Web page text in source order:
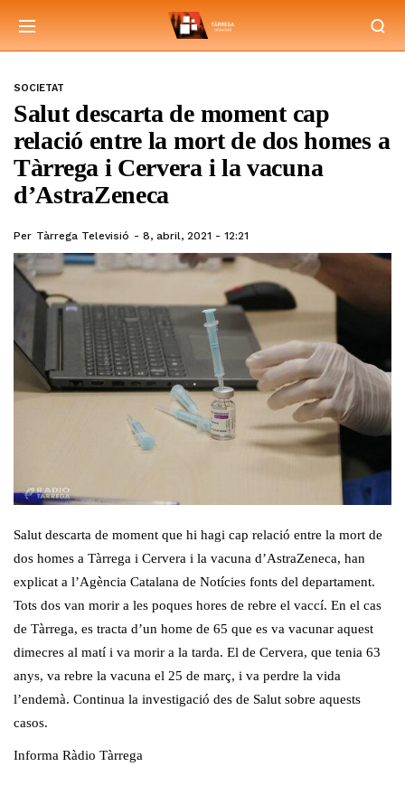
SOCIETAT
Salut descarta de moment cap
relació entre la mort de dos homes a
Tàrrega i Cervera i la vacuna
d’AstraZeneca
Per Tàrrega Televisió 8, abril, 2021 - 12:21
Salut descarta de moment que hi hagi cap relació entre la mort de
dos homes a Tàrrega i Cervera i la vacuna d’AstraZeneca, han
explicat a l’Agència Catalana de Notícies fonts del departament.
Tots dos van morir a les poques hores de rebre el vaccí. En el cas
de Tàrrega, es tracta d’un home de 65 que es va vacunar aquest
dimecres al matí i va morir a la tarda. El de Cervera, que tenia 63
anys, va rebre la vacuna el 25 de març, i va perdre la vida
l’endemà. Continua la investigació des de Salut sobre aquests
casos.
Informa Ràdio Tàrrega